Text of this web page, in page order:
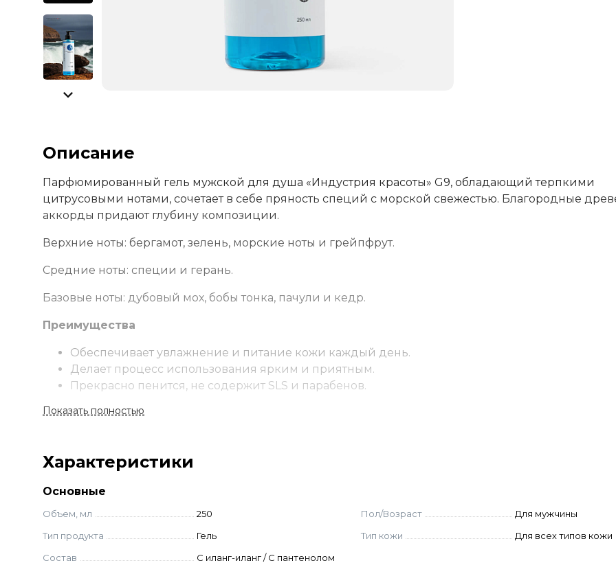
Описание
Парфюмированный гель мужской для душа «Индустрия красоты» G9, обладающий терпкими
цитрусовыми нотами, сочетает в себе пряность специй с морской свежестью. Благородные
аккорды придают глубину композиции.
Верхние ноты: бергамот, зелень, морские ноты и грейпфрут.
Средние ноты: специи и герань.
Базовые ноты: дубовый мох, бобы тонка, пачули и кедр.
Преимущества
Обеспечивает увлажнение и питание кожи каждый день.
Делает процесс использования ярким и приятным.
Прекрасно пенится, не содержит SLS и парабенов.
Изготовлен по ГОСТ.
Масло иланг-иланга снимает раздражение и успокаивает.
Глицерин предотвращает сухость и обезвоживание кожи.
Д-пантенол насыщает влагой, восстанавливает и способствует регенерации клеток.
Мягкие ПАВ из растительного сырья бережно и эффективно очищают кожу.
Water, Sodium Coco-Sulfate, Sodium Cocoyl Isethionate, Urea, Lauryl Glucoside, Glycerin, Panthenol,
Показать полностью
Характеристики
Основные
Объем, мл
250
Тип продукта
Гель
Состав
C иланг-иланг / C пантенолом
Пол/Возраст
Для мужчины
Тип кожи
Для всех типов кожи